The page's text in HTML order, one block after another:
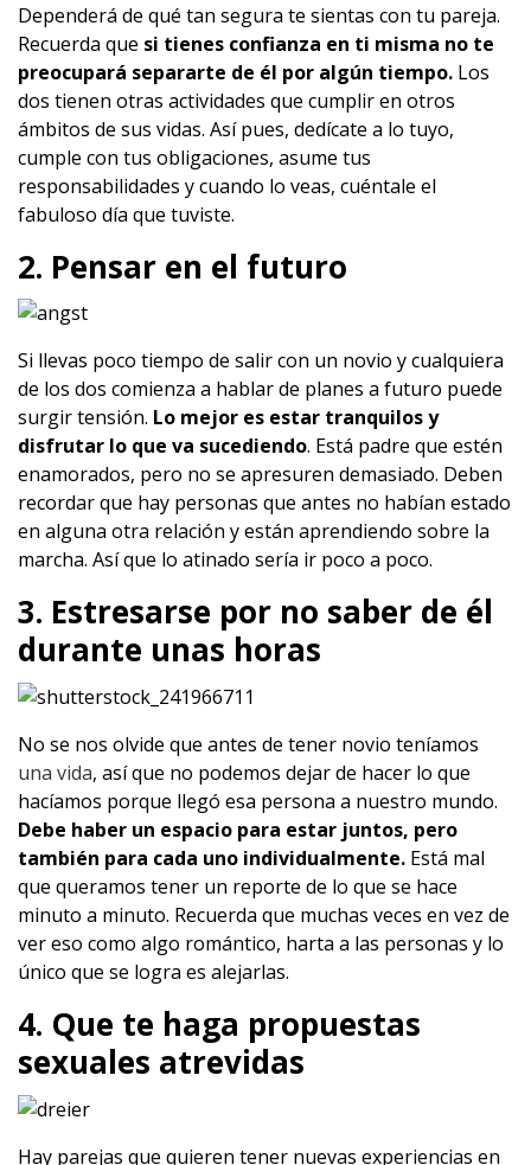
Dependerá de qué tan segura te sientas con tu pareja.
Recuerda que si tienes confianza en ti misma no te
preocupará separarte de él por algún tiempo. Los
dos tienen otras actividades que cumplir en otros
ámbitos de sus vidas. Así pues, dedícate a lo tuyo,
cumple con tus obligaciones, asume tus
responsabilidades y cuando lo veas, cuéntale el
fabuloso día que tuviste.
2. Pensar en el futuro
Si llevas poco tiempo de salir con un novio y cualquiera
de los dos comienza a hablar de planes a futuro puede
surgir tensión. Lo mejor es estar tranquilos y
disfrutar lo que va sucediendo. Está padre que estén
enamorados, pero no se apresuren demasiado. Deben
recordar que hay personas que antes no habían estado
en alguna otra relación y están aprendiendo sobre la
marcha. Así que lo atinado sería ir poco a poco.
3. Estresarse por no saber de él
durante unas horas
No se nos olvide que antes de tener novio teníamos
una vida, así que no podemos dejar de hacer lo que
hacíamos porque llegó esa persona a nuestro mundo.
Debe haber un espacio para estar juntos, pero
también para cada uno individualmente. Está mal
que queramos tener un reporte de lo que se hace
minuto a minuto. Recuerda que muchas veces en vez de
ver eso como algo romántico, harta a las personas y lo
único que se logra es alejarlas.
4. Que te haga propuestas
sexuales atrevidas
Hay parejas que quieren tener nuevas experiencias en